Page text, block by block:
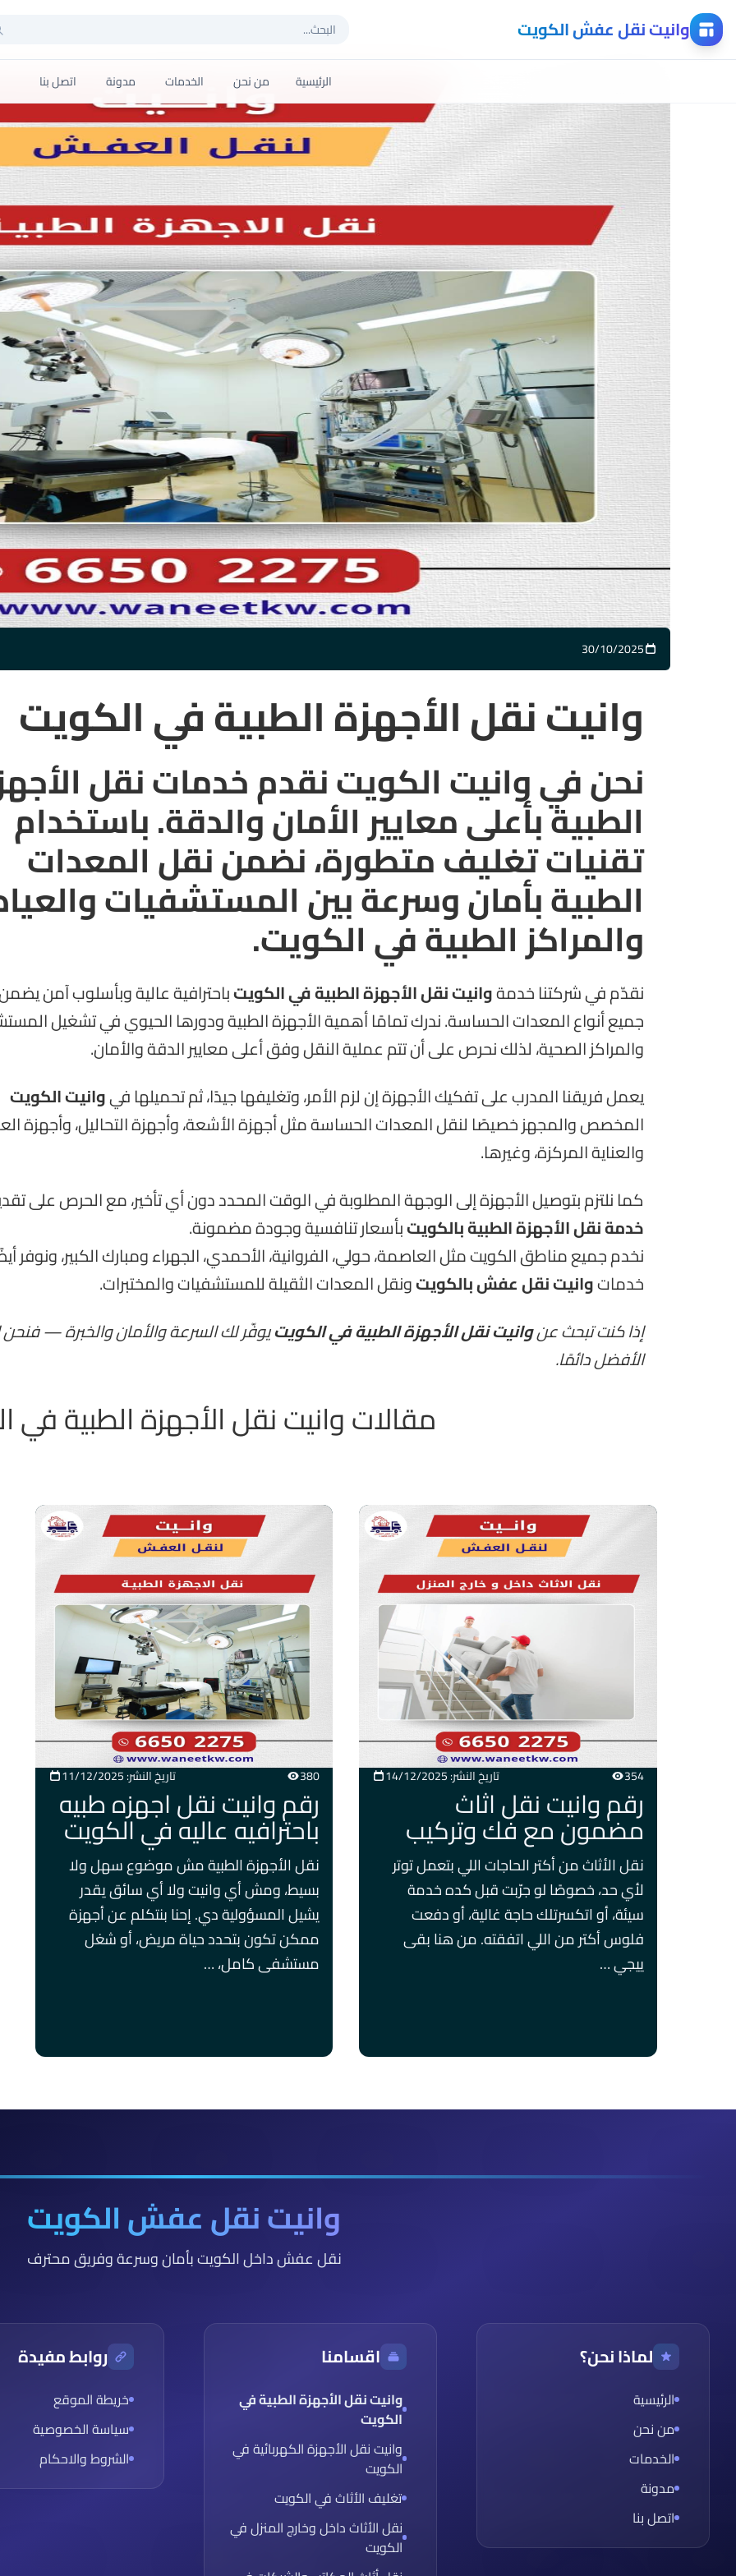
وانيت نقل عفش الكويت
الرئيسية من نحن الخدمات مدونة اتصل بنا
تاريخ المقال
30/10/2025
وانيت نقل الأجهزة الطبية في الكويت
نحن في وانيت الكويت نقدم خدمات نقل
الطبية بأعلى معايير الأمان والدقة. باستخدام
تقنيات تغليف متطورة، نضمن نقل المعدات
الطبية بأمان وسرعة بين المستشفيات
والمراكز الطبية في الكويت.
نقدّم في شركتنا خدمةوانيت نقل الأجهزة الطبية في الكويتباحترافية عالية وبأسلوب آمن
جميع أنواع المعدات الحساسة. ندرك تمامًا أهمية الأجهزة الطبية ودورها الحيوي في تشغيل
والمراكز الصحية، لذلك نحرص على أن تتم عملية النقل وفق أعلى معايير الدقة والأمان.
يعمل فريقنا المدرب على تفكيك الأجهزة إن لزم الأمر، وتغليفها جيدًا، ثم تحميلها فيوانيت الكويت
المخصص والمجهز خصيصًا لنقل المعدات الحساسة مثل أجهزة الأشعة، وأجهزة التحاليل، وأجهزة
والعناية المركزة، وغيرها.
كما نلتزم بتوصيل الأجهزة إلى الوجهة المطلوبة في الوقت المحدد دون أي تأخير، مع الحرص على
خدمة نقل الأجهزة الطبية بالكويتبأسعار تنافسية وجودة مضمونة.
نخدم جميع مناطق الكويت مثل العاصمة، حولي، الفروانية، الأحمدي، الجهراء ومبارك الكبير، ونوفر
خدماتوانيت نقل عفش بالكويتونقل المعدات الثقيلة للمستشفيات والمختبرات.
إذا كنت تبحث عنوانيت نقل الأجهزة الطبية في الكويتيوفّر لك السرعة والأمان والخبرة — فنحن
الأفضل دائمًا.
مقالات وانيت نقل الأجهزة الطبية في
354 تاريخ النشر: 14/12/2025
رقم وانيت نقل اثاث
مضمون مع فك وتركيب
نقل الأثاث من أكتر الحاجات اللي بتعمل توتر
لأي حد، خصوصًا لو جرّبت قبل كده خدمة
سيئة، أو اتكسرتلك حاجة غالية، أو دفعت
فلوس أكتر من اللي اتفقته. من هنا بقى
ييجي …
380 تاريخ النشر: 11/12/2025
رقم وانيت نقل اجهزه طبيه
باحترافيه عاليه في الكويت
نقل الأجهزة الطبية مش موضوع سهل ولا
بسيط، ومش أي وانيت ولا أي سائق يقدر
يشيل المسؤولية دي. إحنا بنتكلم عن أجهزة
ممكن تكون بتحدد حياة مريض، أو شغل
مستشفى كامل، …
وانيت نقل عفش الكويت
نقل عفش داخل الكويت بأمان وسرعة وفريق محترف
لماذا نحن؟
الرئيسية
من نحن
الخدمات
مدونة
اتصل بنا
اقسامنا
وانيت نقل الأجهزة الطبية في
الكويت
وانيت نقل الأجهزة الكهربائية في
الكويت
تغليف الأثاث في الكويت
نقل الأثاث داخل وخارج المنزل في
الكويت
روابط مفيدة
خريطة الموقع
سياسة الخصوصية
الشروط والاحكام